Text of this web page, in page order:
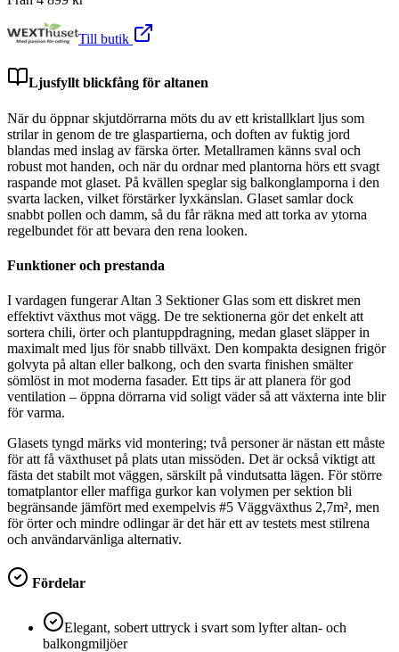
Till butik
Ljusfyllt blickfång för altanen
När du öppnar skjutdörrarna möts du av ett kristallklart ljus som
strilar in genom de tre glaspartierna, och doften av fuktig jord
blandas med inslag av färska örter. Metallramen känns sval och
robust mot handen, och när du ordnar med plantorna hörs ett svagt
raspande mot glaset. På kvällen speglar sig balkonglamporna i den
svarta lacken, vilket förstärker lyxkänslan. Glaset samlar dock
snabbt pollen och damm, så du får räkna med att torka av ytorna
regelbundet för att bevara den rena looken.
Funktioner och prestanda
I vardagen fungerar Altan 3 Sektioner Glas som ett diskret men
effektivt växthus mot vägg. De tre sektionerna gör det enkelt att
sortera chili, örter och plantuppdragning, medan glaset släpper in
maximalt med ljus för snabb tillväxt. Den kompakta designen frigör
golvyta på altan eller balkong, och den svarta finishen smälter
sömlöst in mot moderna fasader. Ett tips är att planera för god
ventilation – öppna dörrarna vid soligt väder så att växterna inte blir
för varma.
Glasets tyngd märks vid montering; två personer är nästan ett måste
för att få växthuset på plats utan missöden. Det är också viktigt att
fästa det stabilt mot väggen, särskilt på vindutsatta lägen. För större
tomatplantor eller maffiga gurkor kan volymen per sektion bli
begränsande jämfört med exempelvis #5 Väggväxthus 2,7m², men
för örter och mindre odlingar är det här ett av testets mest stilrena
och användarvänliga alternativ.
Fördelar
Elegant, sobert uttryck i svart som lyfter altan- och
balkongmiljöer